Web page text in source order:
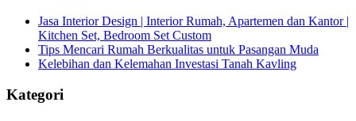
Jasa Interior Design | Interior Rumah, Apartemen dan Kantor |
Kitchen Set, Bedroom Set Custom
Tips Mencari Rumah Berkualitas untuk Pasangan Muda
Kelebihan dan Kelemahan Investasi Tanah Kavling
Kategori